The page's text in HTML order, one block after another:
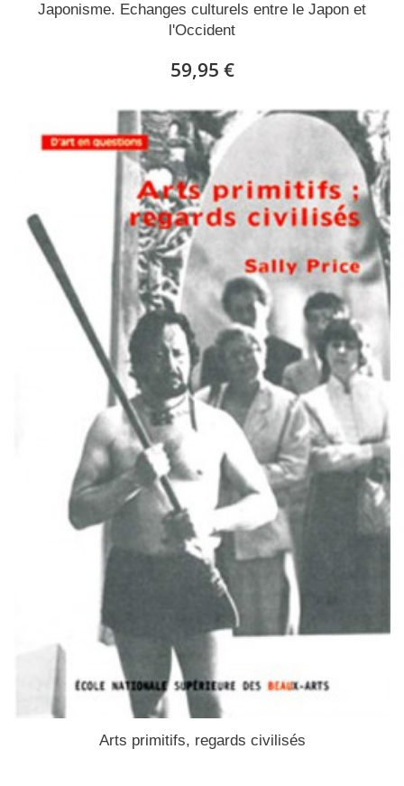
Japonisme. Echanges culturels entre le Japon et
l'Occident
59,95 €
Arts primitifs, regards civilisés